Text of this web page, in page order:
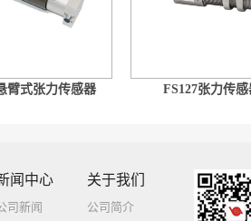
臂式张力传感器 FS127张力传感
闻中心
司新闻
关于我们
公司简介